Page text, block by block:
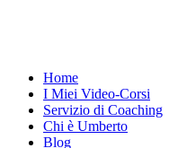
Home
I Miei Video-Corsi
Servizio di Coaching
Chi è Umberto
Blog